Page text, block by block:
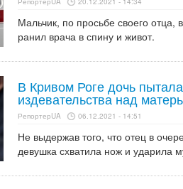
Мальчик, по просьбе своего
ранил врача в спину и живот.
В Кривом Роге дочь
издевательства над
РепортерUA 06.12.2021 - 14:51
Не выдержав того, что отец в
девушка схватила нож и ударила